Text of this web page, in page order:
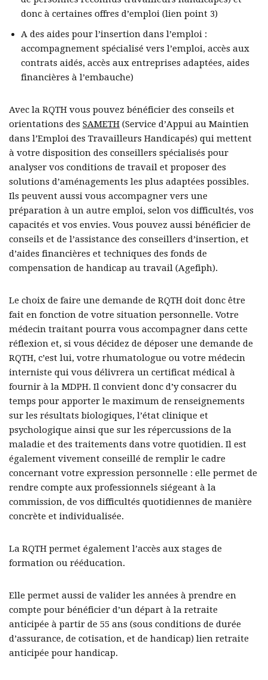
donc à certaines offres d’emploi (lien point 3)
A des aides pour l’insertion dans l’emploi :
accompagnement spécialisé vers l’emploi, accès aux
contrats aidés, accès aux entreprises adaptées, aides
financières à l’embauche)
Avec la RQTH vous pouvez bénéficier des conseils et
orientations des SAMETH (Service d’Appui au Maintien
dans l’Emploi des Travailleurs Handicapés) qui mettent
à votre disposition des conseillers spécialisés pour
analyser vos conditions de travail et proposer des
solutions d’aménagements les plus adaptées possibles.
Ils peuvent aussi vous accompagner vers une
préparation à un autre emploi, selon vos difficultés, vos
capacités et vos envies. Vous pouvez aussi bénéficier de
conseils et de l’assistance des conseillers d’insertion, et
d’aides financières et techniques des fonds de
compensation de handicap au travail (Agefiph).
Le choix de faire une demande de RQTH doit donc être
fait en fonction de votre situation personnelle. Votre
médecin traitant pourra vous accompagner dans cette
réflexion et, si vous décidez de déposer une demande de
RQTH, c’est lui, votre rhumatologue ou votre médecin
interniste qui vous délivrera un certificat médical à
fournir à la MDPH. Il convient donc d’y consacrer du
temps pour apporter le maximum de renseignements
sur les résultats biologiques, l’état clinique et
psychologique ainsi que sur les répercussions de la
maladie et des traitements dans votre quotidien. Il est
également vivement conseillé de remplir le cadre
concernant votre expression personnelle : elle permet de
rendre compte aux professionnels siégeant à la
commission, de vos difficultés quotidiennes de manière
concrète et individualisée.
La RQTH permet également l’accès aux stages de
formation ou rééducation.
Elle permet aussi de valider les années à prendre en
compte pour bénéficier d’un départ à la retraite
anticipée à partir de 55 ans (sous conditions de durée
d’assurance, de cotisation, et de handicap) lien retraite
anticipée pour handicap.